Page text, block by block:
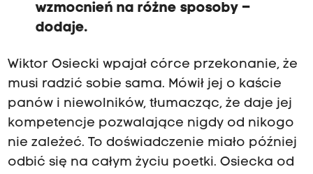
wzmocnień na różne sposoby –
dodaje.
Wiktor Osiecki wpajał córce przekonanie, że
musi radzić sobie sama. Mówił jej o kaście
panów i niewolników, tłumacząc, że daje jej
kompetencje pozwalające nigdy od nikogo
nie zależeć. To doświadczenie miało później
odbić się na całym życiu poetki. Osiecka od